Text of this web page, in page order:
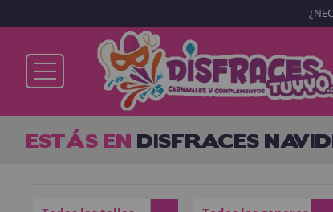
Ya soy cliente
ESTÁS EN DISFRACES